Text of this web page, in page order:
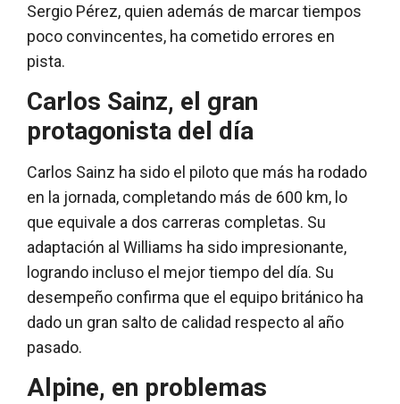
Sergio Pérez, quien además de marcar tiempos
poco convincentes, ha cometido errores en
pista.
Carlos Sainz, el gran
protagonista del día
Carlos Sainz ha sido el piloto que más ha rodado
en la jornada, completando más de 600 km, lo
que equivale a dos carreras completas. Su
adaptación al Williams ha sido impresionante,
logrando incluso el mejor tiempo del día. Su
desempeño confirma que el equipo británico ha
dado un gran salto de calidad respecto al año
pasado.
Alpine, en problemas